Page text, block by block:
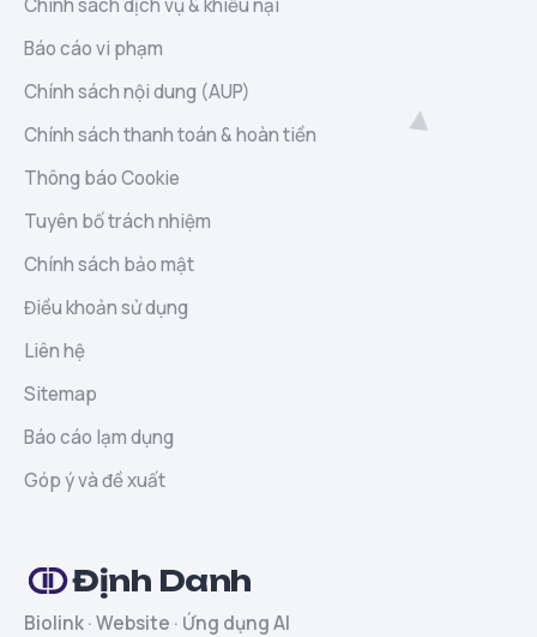
Chính sách dịch vụ & khiếu nại
Báo cáo vi phạm
Chính sách nội dung (AUP)
Chính sách thanh toán & hoàn tiền
Thông báo Cookie
Tuyên bố trách nhiệm
Chính sách bảo mật
Điều khoản sử dụng
Liên hệ
Sitemap
Báo cáo lạm dụng
Góp ý và đề xuất
Định Danh
Biolink · Website · Ứng dụng AI